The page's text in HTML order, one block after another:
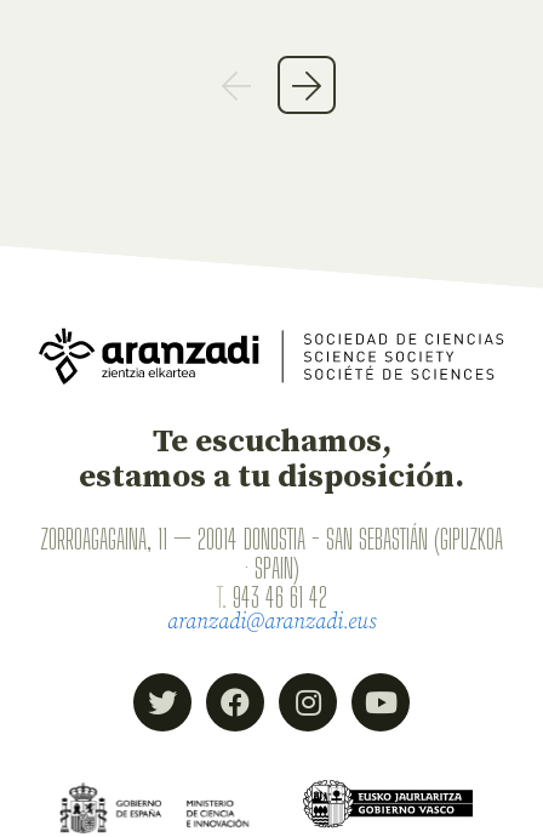
Te escuchamos,
estamos a tu disposición.
ZORROAGAGAINA, 11 — 20014 DONOSTIA - SAN SEBASTIÁN (GIPUZKOA
· SPAIN)
T. 943 46 61 42
aranzadi@aranzadi.eus